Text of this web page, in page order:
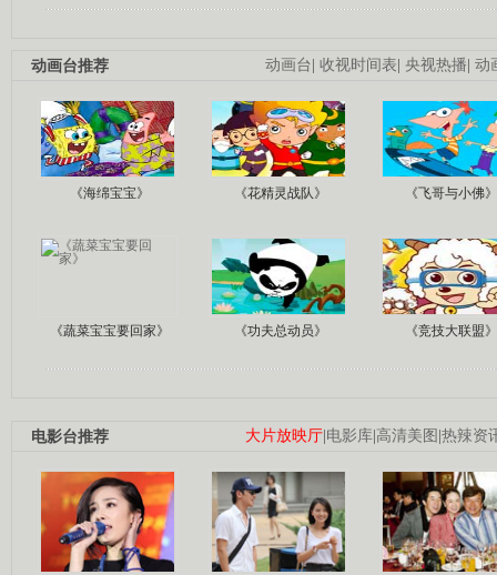
动画台| 收视时间表| 央视热播| 动
动画台推荐
《海绵宝宝》 《花精灵战队》 《飞哥与小佛》
《蔬菜宝宝要回家》 《功夫总动员》 《竞技大联盟》
大片放映厅|电影库|高清美图 |热辣资
电影台推荐